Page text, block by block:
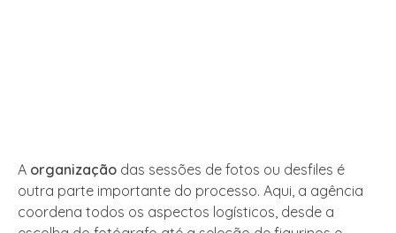
A organização das sessões de fotos ou desfiles é
outra parte importante do processo. Aqui, a agência
coordena todos os aspectos logísticos, desde a